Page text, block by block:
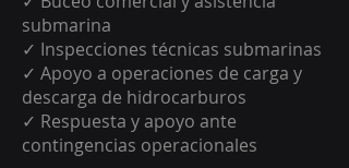
submarina
✓ Inspecciones técnicas submarinas
✓ Apoyo a operaciones de carga y
descarga de hidrocarburos
✓ Respuesta y apoyo ante
contingencias operacionales